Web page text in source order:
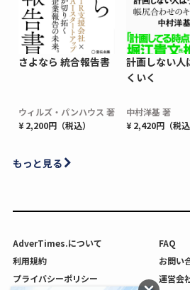
さよなら 統合報告書
ウィルズ・パンハウス 著
¥ 2,200円（税込）
計画しない人
くいく
中村洋基 著
¥ 2,420円（税込
もっと見る
AdverTimes.について
FAQ
利用規約
お問い
プライバシーポリシー
運営会